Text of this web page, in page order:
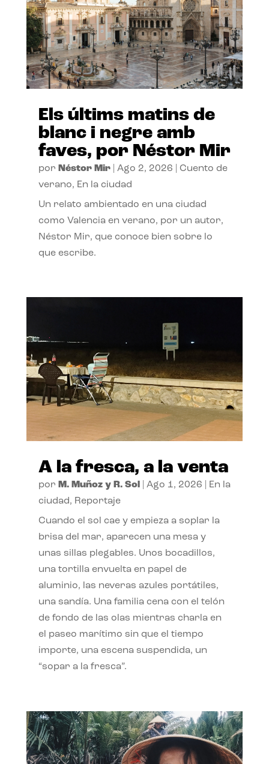
Els últims matins de
blanc i negre amb
faves, por Néstor Mir
por Néstor Mir| Ago 2, 2026
Cuento de
verano, En la ciudad
Un relato ambientado en una ciudad
como Valencia en verano, por un autor,
Néstor Mir, que conoce bien sobre lo
que escribe.
A la fresca, a la venta
por M. Muñoz y R. Sol| Ago 1, 2026
En la
ciudad, Reportaje
Cuando el sol cae y empieza a soplar la
brisa del mar, aparecen una mesa y
unas sillas plegables. Unos bocadillos,
una tortilla envuelta en papel de
aluminio, las neveras azules portátiles,
una sandía. Una familia cena con el telón
de fondo de las olas mientras charla en
el paseo marítimo sin que el tiempo
importe, una escena suspendida, un
“sopar a la fresca”.